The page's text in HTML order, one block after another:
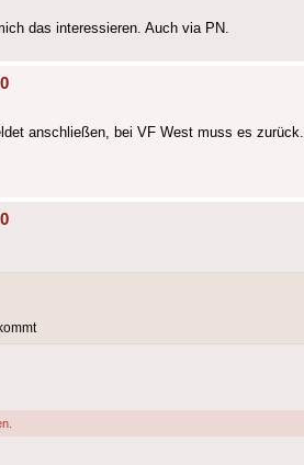
das interessieren. Auch via PN.
anschließen, bei VF West muss es zurück.